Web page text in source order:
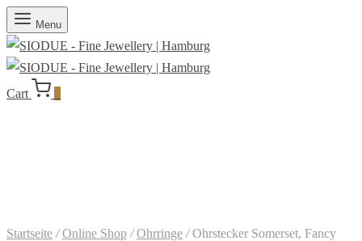
Menu
Cart
Startseite / Online Shop / Ohrringe /Ohrstecker Somerset, Fancy